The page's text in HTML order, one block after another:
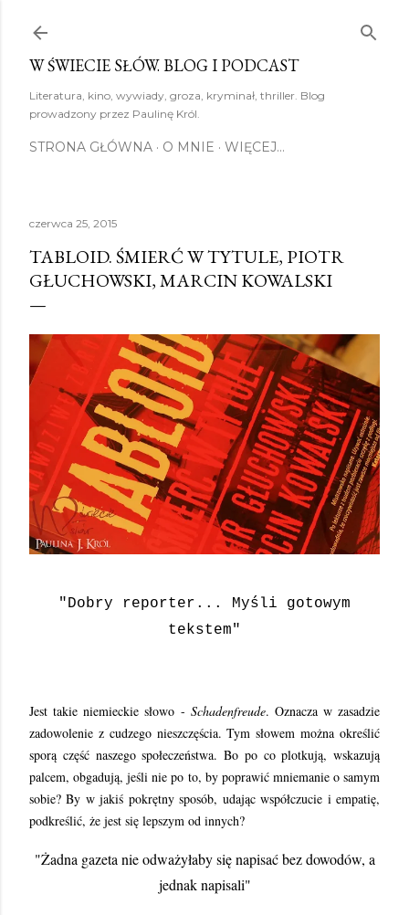
W ŚWIECIE SŁÓW. BLOG I PODCAST
Literatura, kino, wywiady, groza, kryminał, thriller. Blog
prowadzony przez Paulinę Król.
STRONA GŁÓWNA O MNIE WIĘCEJ…
czerwca 25, 2015
TABLOID. ŚMIERĆ W TYTULE, PIOTR
GŁUCHOWSKI, MARCIN KOWALSKI
"Dobry reporter... Myśli gotowym
tekstem"
Jest takie niemieckie słowo - Schadenfreude. Oznacza w zasadzie
zadowolenie z cudzego nieszczęścia. Tym słowem można określić
sporą część naszego społeczeństwa. Bo po co plotkują, wskazują
palcem, obgadują, jeśli nie po to, by poprawić mniemanie o samym
sobie? By w jakiś pokrętny sposób, udając współczucie i empatię,
podkreślić, że jest się lepszym od innych?
"Żadna gazeta nie odważyłaby się napisać bez dowodów, a
jednak napisali"